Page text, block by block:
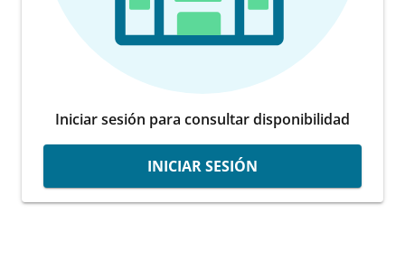
Iniciar sesión para consultar disponibilidad
INICIAR SESIÓN